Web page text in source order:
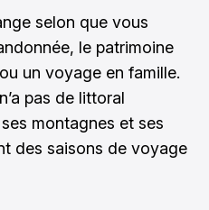
selon que vous
le patrimoine
un voyage en famille.
pas de littoral
montagnes et ses
des saisons de voyage